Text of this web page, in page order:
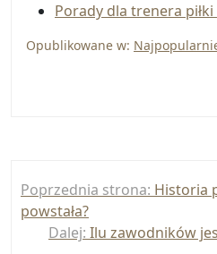
Porady dla trenera
Opublikowane w:
wpisu
Poprzednia strona: Historia
powstała?
Dalej: Ilu zawodników